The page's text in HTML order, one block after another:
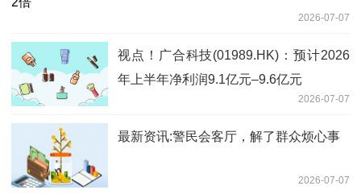
2026-07-07
视点！广合科技(01989.HK)：预计2026
年上半年净利润9.1亿元–9.6亿元
2026-07-07
最新资讯:警民会客厅，解了群众烦心事
2026-07-07